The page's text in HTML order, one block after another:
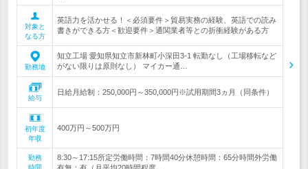
対象と
なる方
英語力を活かせる！＜必須要件＞貿易実務の経験、英語での読み
書きができる方＜歓迎要件＞通関業者等との折衝経験がある方
勤務地
知立工場 愛知県知立市新林町小深田3-1 転勤なし（工場移転など
がない限りは原則なし） マイカー通…
給与
日給月給制：250,000円～350,000円※試用期間3ヵ月（同条件）
初年度
年収
400万円～500万円
勤務
時間
8:30～17:15所定労働時間：7時間40分休憩時間：65分時間外労働